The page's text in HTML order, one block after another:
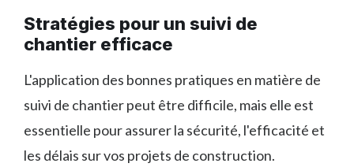
Stratégies pour un suivi de
chantier efficace
L'application des bonnes pratiques en matière de
suivi de chantier peut être difficile, mais elle est
essentielle pour assurer la sécurité, l'efficacité et
les délais sur vos projets de construction.